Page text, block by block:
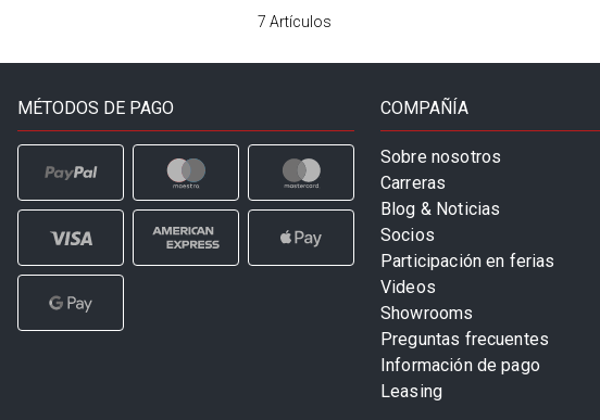
7 Artículos
MÉTODOS DE PAGO COMPAÑÍA
Sobre nosotros
Carreras
Blog & Noticias
Socios
Participación en ferias
Videos
Showrooms
Preguntas frecuentes
Información de pago
Leasing